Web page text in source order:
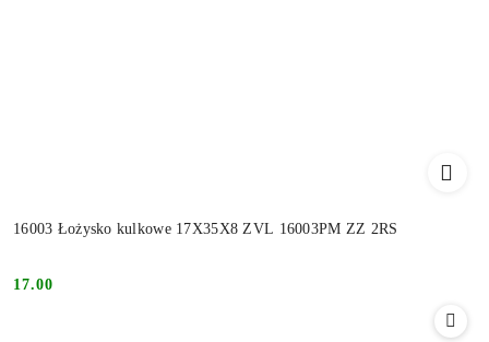
16003 Łożysko kulkowe 17X35X8 ZVL 16003PM ZZ 2RS
Cena:
17.00